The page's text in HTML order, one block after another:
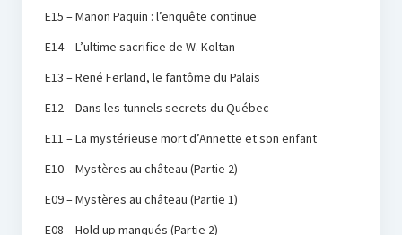
E15 – Manon Paquin : l’enquête continue
E14 – L’ultime sacrifice de W. Koltan
E13 – René Ferland, le fantôme du Palais
E12 – Dans les tunnels secrets du Québec
E11 – La mystérieuse mort d’Annette et son enfant
E10 – Mystères au château (Partie 2)
E09 – Mystères au château (Partie 1)
E08 – Hold up manqués (Partie 2)